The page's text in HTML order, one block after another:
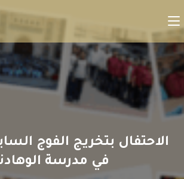
الاحتفال بتخريج الفوج
في مدرسة